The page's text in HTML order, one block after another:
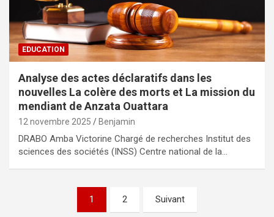
EDUCATION
Analyse des actes déclaratifs dans les
nouvelles La colère des morts et La mission du
mendiant de Anzata Ouattara
12 novembre 2025 Benjamin
DRABO Amba Victorine Chargé de recherches Institut des
sciences des sociétés (INSS) Centre national de la…
1 2 Suivant